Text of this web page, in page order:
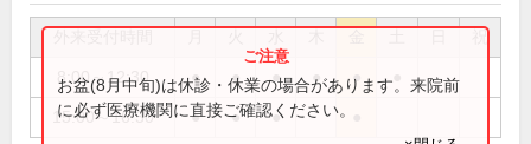
祝
8:00～12:30 ● ● ● ● ●
15:00～16:30 ● ● ●
お盆(8月中旬)は休診・休業の場合があります。来院前
に必ず医療機関に直接ご確認ください。